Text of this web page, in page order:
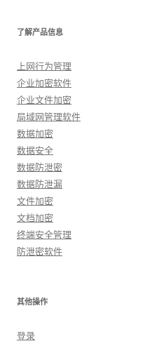
了解产品信息
上网行为管理
企业加密软件
企业文件加密
局域网管理软件
数据加密
数据安全
数据防泄密
数据防泄漏
文件加密
文档加密
终端安全管理
防泄密软件
其他操作
登录